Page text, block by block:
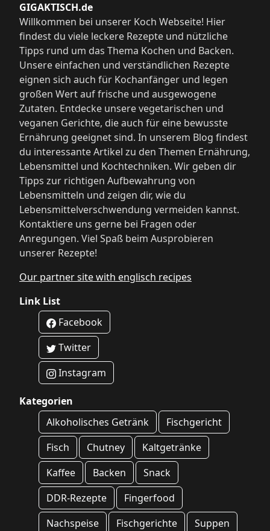
GIGAKTISCH.de
Willkommen bei unserer Koch Webseite! Hier
findest du viele leckere Rezepte und nützliche
Tipps rund um das Thema Kochen und Backen.
Unsere einfachen und verständlichen Rezepte
eignen sich auch für Kochanfänger und legen
großen Wert auf frische und ausgewogene
Zutaten. Entdecke unsere vegetarischen und
veganen Gerichte, die auch für eine bewusste
Ernährung geeignet sind. In unserem Blog findest
du interessante Artikel zu den Themen Ernährung,
Lebensmittel und Kochtechniken. Wir geben dir
Tipps zur richtigen Aufbewahrung von
Lebensmitteln und zeigen dir, wie du
Lebensmittelverschwendung vermeiden kannst.
Kontaktiere uns gerne bei Fragen oder
Anregungen. Viel Spaß beim Ausprobieren
unserer Rezepte!
Our partner site with englisch recipes
Link List
Facebook
Twitter
Instagram
Kategorien
Alkoholisches Getränk
Fischgericht
Fisch
Chutney
Kaltgetränke
Kaffee
Backen
Snack
DDR-Rezepte
Fingerfood
Nachspeise
Fischgerichte
Suppen